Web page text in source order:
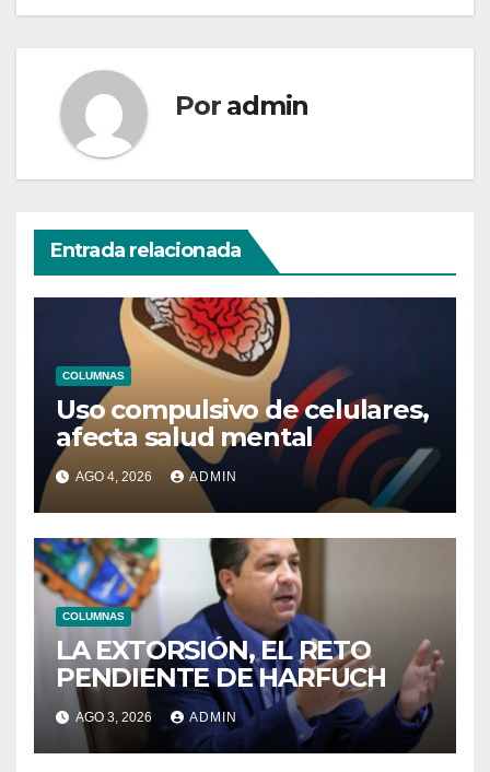
Por admin
Entrada relacionada
COLUMNAS
Uso compulsivo de celulares,
afecta salud mental
AGO 4, 2026 ADMIN
COLUMNAS
LA EXTORSIÓN, EL RETO
PENDIENTE DE HARFUCH
AGO 3, 2026 ADMIN